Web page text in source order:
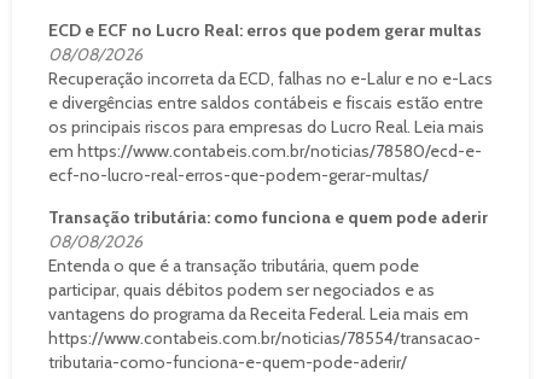
ECD e ECF no Lucro Real: erros que podem gerar multas
08/08/2026
Recuperação incorreta da ECD, falhas no e-Lalur e no e-Lacs
e divergências entre saldos contábeis e fiscais estão entre
os principais riscos para empresas do Lucro Real. Leia mais
em https://www.contabeis.com.br/noticias/78580/ecd-e-
ecf-no-lucro-real-erros-que-podem-gerar-multas/
Transação tributária: como funciona e quem pode aderir
08/08/2026
Entenda o que é a transação tributária, quem pode
participar, quais débitos podem ser negociados e as
vantagens do programa da Receita Federal. Leia mais em
https://www.contabeis.com.br/noticias/78554/transacao-
tributaria-como-funciona-e-quem-pode-aderir/